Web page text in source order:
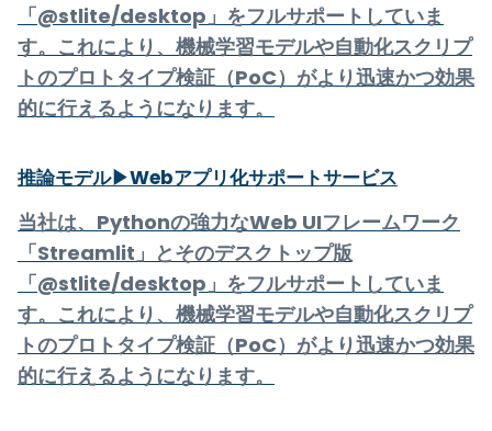
「@stlite/desktop」をフルサポートしていま
す。これにより、機械学習モデルや自動化スクリプ
トのプロトタイプ検証（PoC）がより迅速かつ効果
的に行えるようになります。
推論モデル▶Webアプリ化サポートサービス
当社は、Pythonの強力なWeb UIフレームワーク
「Streamlit」とそのデスクトップ版
「@stlite/desktop」をフルサポートしていま
す。これにより、機械学習モデルや自動化スクリプ
トのプロトタイプ検証（PoC）がより迅速かつ効果
的に行えるようになります。